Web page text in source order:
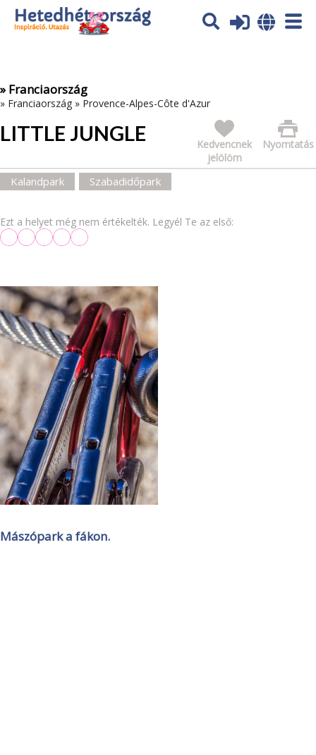
Az oldal sütiket (cookies) használ. További tájékoztatás itt:
Adatvédelmi tájékoztató
» Franciaország
» Franciaország » Provence-Alpes-Côte d'Azur
LITTLE JUNGLE Nyomtatás
Kedvencnek
jelölöm
Kalandpark Szabadidőpark
Ezt a helyet még nem értékelték. Legyél Te az első:
Mászópark a fákon.